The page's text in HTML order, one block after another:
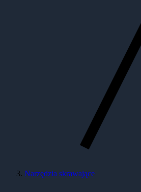
Narzędzia skrawające